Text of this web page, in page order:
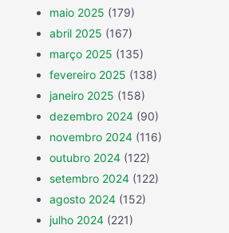
maio 2025 (179)
abril 2025 (167)
março 2025 (135)
fevereiro 2025 (138)
janeiro 2025 (158)
dezembro 2024 (90)
novembro 2024 (116)
outubro 2024 (122)
setembro 2024 (122)
agosto 2024 (152)
julho 2024 (221)